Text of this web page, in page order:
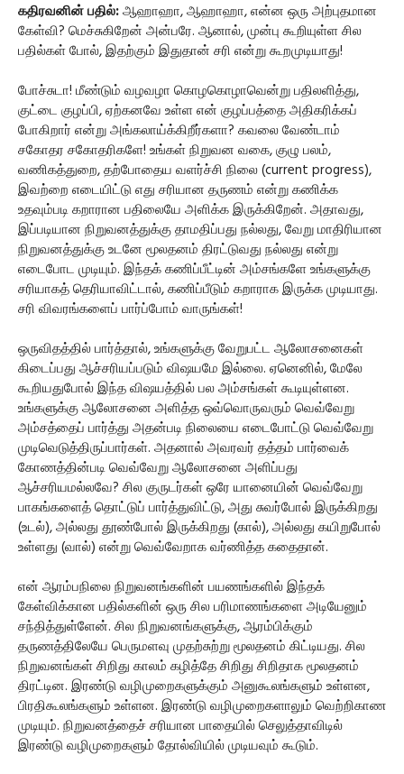
கதிரவனின் பதில்:ஆஹாஹா, ஆஹாஹா, என்ன ஒரு அற்புதமான
கேள்வி? மெச்சுகிறேன் அன்பரே. ஆனால், முன்பு கூறியுள்ள சில
பதில்கள் போல், இதற்கும் இதுதான் சரி என்று கூறமுடியாது!
போச்சுடா! மீண்டும் வழவழா கொழகொழாவென்று பதிலளித்து,
குட்டை குழப்பி, ஏற்கனவே உள்ள என் குழப்பத்தை அதிகரிக்கப்
போகிறார் என்று அங்கலாய்க்கிறீர்களா? கவலை வேண்டாம்
சகோதர சகோதரிகளே! உங்கள் நிறுவன வகை, குழு பலம்,
வணிகத்துறை, தற்போதைய வளர்ச்சி நிலை (current progress),
இவற்றை எடையிட்டு எது சரியான தருணம் என்று கணிக்க
உதவும்படி கறாரான பதிலையே அளிக்க இருக்கிறேன். அதாவது,
இப்படியான நிறுவனத்துக்கு தாமதிப்பது நல்லது, வேறு மாதிரியான
நிறுவனத்துக்கு உடனே மூலதனம் திரட்டுவது நல்லது என்று
எடைபோட முடியும். இந்தக் கணிப்பீட்டின் அம்சங்களே உங்களுக்கு
சரியாகத் தெரியாவிட்டால், கணிப்பீடும் கறாராக இருக்க முடியாது.
சரி விவரங்களைப் பார்ப்போம் வாருங்கள்!
ஒருவிதத்தில் பார்த்தால், உங்களுக்கு வேறுபட்ட ஆலோசனைகள்
கிடைப்பது ஆச்சரியப்படும் விஷயமே இல்லை. ஏனெனில், மேலே
கூறியதுபோல் இந்த விஷயத்தில் பல அம்சங்கள் கூடியுள்ளன.
உங்களுக்கு ஆலோசனை அளித்த ஒவ்வொருவரும் வெவ்வேறு
அம்சத்தைப் பார்த்து அதன்படி நிலையை எடைபோட்டு வெவ்வேறு
முடிவெடுத்திருப்பார்கள். அதனால் அவரவர் தத்தம் பார்வைக்
கோணத்தின்படி வெவ்வேறு ஆலோசனை அளிப்பது
ஆச்சரியமல்லவே? சில குருடர்கள் ஒரே யானையின் வெவ்வேறு
பாகங்களைத் தொட்டுப் பார்த்துவிட்டு, அது சுவர்போல் இருக்கிறது
(உடல்), அல்லது தூண்போல் இருக்கிறது (கால்), அல்லது கயிறுபோல்
உள்ளது (வால்) என்று வெவ்வேறாக வர்ணித்த கதைதான்.
என் ஆரம்பநிலை நிறுவனங்களின் பயணங்களில் இந்தக்
கேள்விக்கான பதில்களின் ஒரு சில பரிமாணங்களை அடியேனும்
சந்தித்துள்ளேன். சில நிறுவனங்களுக்கு, ஆரம்பிக்கும்
தருணத்திலேயே பெருமளவு முதற்சுற்று மூலதனம் கிட்டியது. சில
நிறுவனங்கள் சிறிது காலம் கழித்தே சிறிது சிறிதாக மூலதனம்
திரட்டின. இரண்டு வழிமுறைகளுக்கும் அனுகூலங்களும் உள்ளன,
பிரதிகூலங்களும் உள்ளன. இரண்டு வழிமுறைகளாலும் வெற்றிகாண
முடியும். நிறுவனத்தைச் சரியான பாதையில் செலுத்தாவிடில்
இரண்டு வழிமுறைகளும் தோல்வியில் முடியவும் கூடும்.